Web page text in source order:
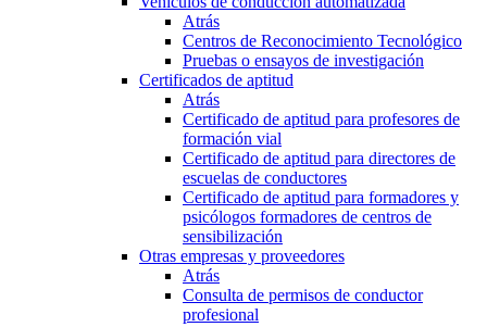
Atrás
Centros de Reconocimiento Tecnológico
Pruebas o ensayos de investigación
Certificados de aptitud
Atrás
Certificado de aptitud para profesores de
formación vial
Certificado de aptitud para directores de
escuelas de conductores
Certificado de aptitud para formadores y
psicólogos formadores de centros de
sensibilización
Otras empresas y proveedores
Atrás
Consulta de permisos de conductor
profesional